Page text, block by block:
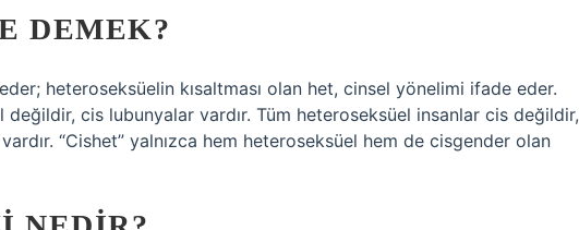
DEMEK?
heteroseksüelin kısaltması olan het, cinsel yönelimi ifade eder.
cis lubunyalar vardır. Tüm heteroseksüel insanlar cis değildir,
“Cishet” yalnızca hem heteroseksüel hem de cisgender olan